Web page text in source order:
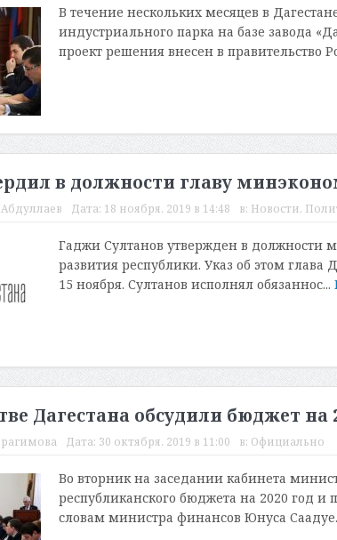
В течение нескольких месяцев в
индустриального парка на базе завода
проект решения внесен в правительство
в должности главу
Дата: 18 ноября, 2019 в 14:48 в: Новости,
Гаджи Султанов утвержден в должности
развития республики. Указ об этом
15 ноября. Султанов исполнял обязаннос...
Дагестана обсудили бюджет на
Дата: 30 октября, 2019 в 11:00 в: Официально
Во вторник на заседании кабинета
республиканского бюджета на 2020 год
словам министра финансов Юнуса